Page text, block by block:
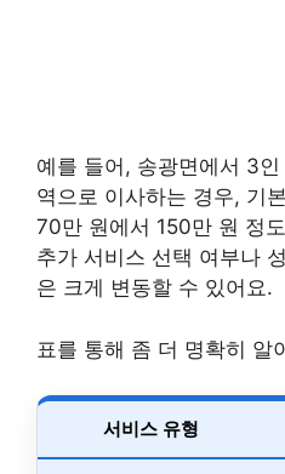
예를 들어, 송광면에서 3
역으로 이사하는 경우, 기
70만 원에서 150만 원 정
추가 서비스 선택 여부나
은 크게 변동할 수 있어요.
표를 통해 좀 더 명확히 알
서비스 유형